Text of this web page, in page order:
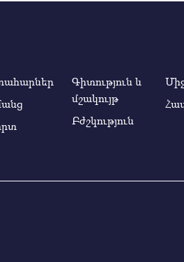
Գիտություն և
մշակույթ
Բժշկություն